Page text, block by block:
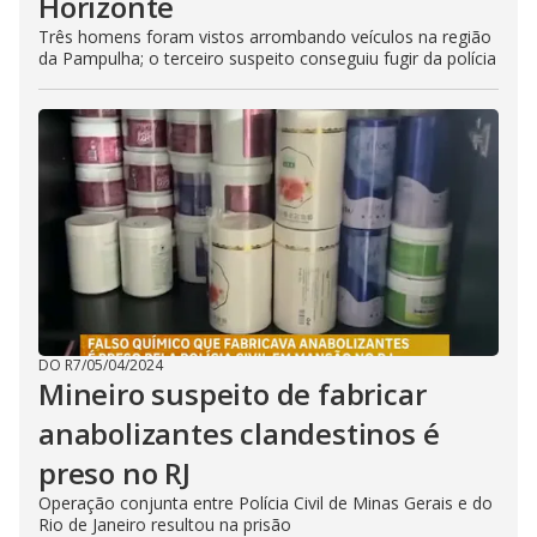
Três homens foram vistos arrombando veículos na região
da Pampulha; o terceiro suspeito conseguiu fugir da polícia
DO R7/05/04/2024
Mineiro suspeito de fabricar
anabolizantes clandestinos é
preso no RJ
Operação conjunta entre Polícia Civil de Minas Gerais e do
Rio de Janeiro resultou na prisão